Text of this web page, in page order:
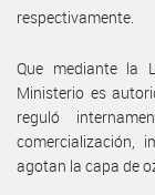
respectivamente.
Que mediante la
Ministerio es
reguló
comercialización,
agotan la capa de